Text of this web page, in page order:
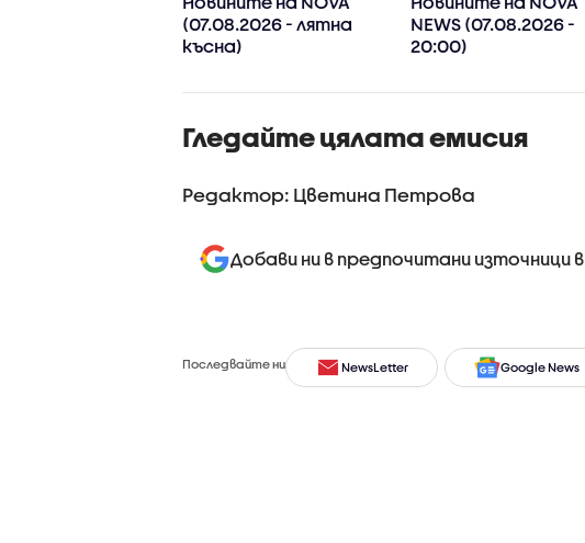
(07.08.2026 - лятна
късна)
NEWS (07.08.2026 -
20:00)
Гледайте цялата емисия
Редактор: Цветина Петрова
Добави ни в предпочитани източници
Последвайте ни NewsLetter Google News